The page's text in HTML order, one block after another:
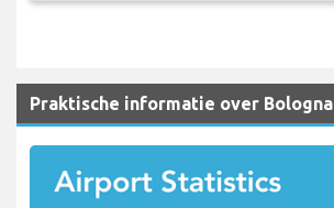
Praktische informatie over